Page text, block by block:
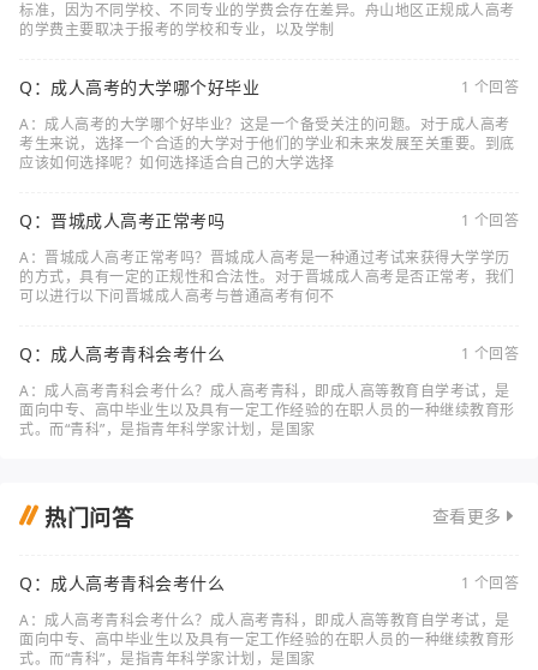
标准，因为不同学校、不同专业的学费会存在差异。舟山地区正规成人高考
的学费主要取决于报考的学校和专业，以及学制
Q：成人高考的大学哪个好毕业
1 个回答
A：成人高考的大学哪个好毕业？这是一个备受关注的问题。对于成人高考
考生来说，选择一个合适的大学对于他们的学业和未来发展至关重要。到底
应该如何选择呢？如何选择适合自己的大学选择
Q：晋城成人高考正常考吗
1 个回答
A：晋城成人高考正常考吗？晋城成人高考是一种通过考试来获得大学学历
的方式，具有一定的正规性和合法性。对于晋城成人高考是否正常考，我们
可以进行以下问晋城成人高考与普通高考有何不
Q：成人高考青科会考什么
1 个回答
A：成人高考青科会考什么？成人高考青科，即成人高等教育自学考试，是
面向中专、高中毕业生以及具有一定工作经验的在职人员的一种继续教育形
式。而“青科”，是指青年科学家计划，是国家
热门问答 查看更多
Q：成人高考青科会考什么
1 个回答
A：成人高考青科会考什么？成人高考青科，即成人高等教育自学考试，是
面向中专、高中毕业生以及具有一定工作经验的在职人员的一种继续教育形
式。而“青科”，是指青年科学家计划，是国家